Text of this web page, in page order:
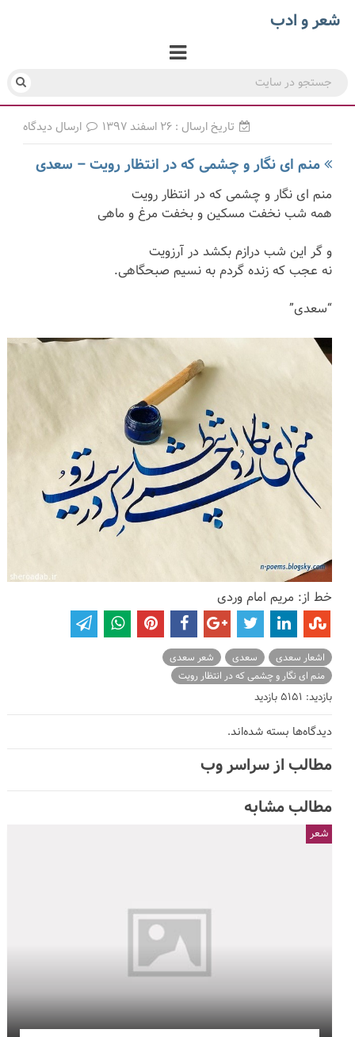
شعر و ادب
تاریخ ارسال : ۲۶ اسفند ۱۳۹۷ ارسال دیدگاه
منم ای نگار و چشمی که در انتظار رویت – سعدی
منم ای نگار و چشمی که در انتظار رویت
همه شب نخفت مسکین و بخفت مرغ و ماهی
و گر این شب درازم بکشد در آرزویت
نه عجب که زنده گردم به نسیم صبحگاهی.
“سعدی”
خط از: مریم امام وردی
اشعار سعدی سعدی
شعر سعدی
منم ای نگار و چشمی که در انتظار رویت
بازدید: 5151 بازدید
دیدگاه‌ها بسته شده‌اند.
مطالب از سراسر وب
مطالب مشابه
شعر